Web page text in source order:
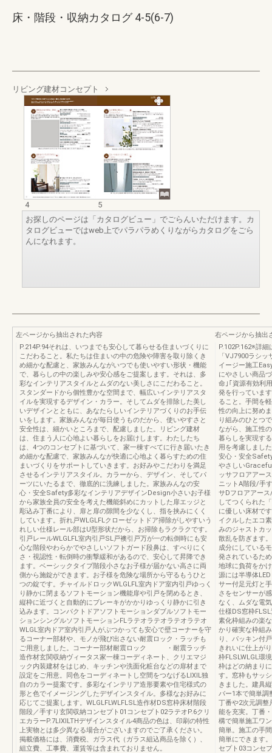
床・階段・収納カタログ 4-5(6-7)
リビング建材コンセプト
4
5
お探しのページは「カタログビュー」でごらんいただけます。カ
タログビューではweb上でパラパラめくりながらカタログをごら
んになれます。
左ページから抽出された内容
P.214P.94それは、いつまでも安心して暮らせる住まいづくりに
こだわること。私たちは住まいの中の危険や障害を取り除くき
め細かな配慮と、家族みんながいつでも使いやすい形状・機能
で、暮らしの中の楽しみや安心感をご提案します。それは、多
彩なインテリアスタイルとムダのない美しさにこだわること。
スタンダードから個性豊かな空間まで、幅広いインテリアスタ
イルを実現するデザイン・カラー。そしてムダを排除した美し
いデザインとともに、あなたらしいインテリアづくりのお手伝
いをします。家族みんなが毎日使うものだから、使いやすさと
安全性は、細かいところまで、配慮しました。リビング建材
は、住まう人に心地よい暮らしをお届けします。わたしたち
は、4つのコンセプトに基づいて、家一棟すべてに行き届いたき
め細かな配慮で、家族みんなが快適に心地よく暮らすための住
まいづくりをサポートしていきます。お好みやこだわりを満足
させるインテリアスタイル。カラーから、デザイン、そしてパ
ーツにいたるまで、徹底的に洗練しました。家族みんなの安
心・安全Safety多彩なインテリアデザインDesign小さいお子様
から家族全員の安全を考えた機能斜めにカットした扉エッジと
彫込み丁番により、扉と扉の隙間を少なくし、指を挟みにくく
しています。折れ戸WLGLFLクローゼットドア掃除がしやすいう
れしい仕様レール部はU型形状だから、お掃除もラクラクです。
引戸レールWLGLFL室内引戸SL戸襖引戸万が一の転倒時にも安
心な階段やわらかでやさしいソフトガード段鼻は、すべりにく
さ・視認性・転倒時の衝撃緩和があるので、安心して昇降でき
ます。ベーシックタイプ階段小さなお子様が届かない高さに両
側から施錠ができます。お子様を危険な場所から守るもうひと
つの錠です。チャイルドロックWLGLFL室内ドア室内引戸ゆっく
り静かに閉まるソフトモーション機能扉や引戸を閉めるとき、
縦枠に近づくと自動的にブレーキがかかりゆっくり静かに引き
込みます。コンパクトドアソフトモーションダブルソフトモー
ションシングルソフトモーションFLラテオラテオラテオラテオ
WLGL室内ドア室内引戸人がぶつかっても安心で壁コーナーを守
るコーナー部材や、モノが飛び出さない耐震ロック・ラッチも
ご用意しました。コーナー部材耐震ロック ・耐震ラッチ
造作材玄関収納ヴィータス家一棟コーディネート、クリエマジ
ック内装建材をはじめ、キッチンや洗面化粧台などの扉材まで
設定をご用意。同色をコーディネートし空間をつなげるLIXIL独
自のカラー提案です。多彩なインテリア造形要素や住宅様式の
形と色でイメージングしたデザインスタイル。多様なお好みに
応じてご提案します。WLGLFLWLFLSL造作材DS窓枠床材階段
階段／手すり玄関収納コンセプト01コンセプト02ラテオP.6クリ
エカラーP.7LIXILTHデザインスタイル4商品の色は、印刷の特性
上実物とは多少異なる場合がございますのでご了承ください。
掲載価格には、消費税、ガラス代（ガラス組込商品を除く）、
組立費、工事費、運賃等は含まれておりません。
右ページから抽出
P.102P.162※詳
「VJ7900ラシ
イージー施工
にやさしい商品
命｣｢資源有効利
発を行っていま
ること。手間を
性の向上に努め
り組みのひとつ
ながら、施工性
暮らしを実現す
用を考慮しまし
安心・安全
やさしい
ッサフロアアー
ニットA階段/手
サDフロアアー
してつくられた
に優しい床材で
イクルしたエコ
みのジャストカ
散乱を防ぎます
成分にしている
発されているた
地球に負荷をか
源には半導体
サー付足元灯と
さをセンサーが
なく、ムダな電
仕様DS窓枠
素化枠組みの楽
かり確実な枠組
り、パッキン付
きれいに仕上が
枠FLSLWLGL環
枠はどの納まり
す。窓枠もサッ
きました。建具
バー1本で簡単調
丁番や2次元調整
能を充実。丁番
構で簡単施工ワ
簡単。施工の手
簡単にできます
セプト03コンセ